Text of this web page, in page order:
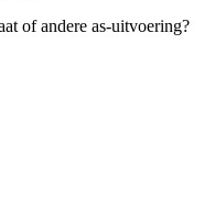
of andere as-uitvoering?